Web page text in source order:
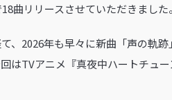
曲リリースさせていただきました。
て、2026年も早々に新曲「声の
はTVアニメ『真夜中ハートチュ